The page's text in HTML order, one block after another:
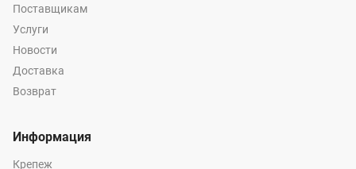
Поставщикам
Услуги
Новости
Доставка
Возврат
Информация
Крепеж